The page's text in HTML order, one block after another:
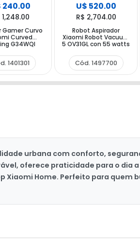
240.00
1,248.00
Gamer Curvo
Curved
G34WQI
21:9 180Hz
HDMI
1401301
U$ 520.00
R$ 2,704.00
Robot Aspirador
Xiaomi Robot Vacuum
5 OV31GL con 55 watts
- Blanco
Cód. 1497700
urbana com conforto,
oferece praticidade para o dia
Xiaomi Home. Perfeito para quem